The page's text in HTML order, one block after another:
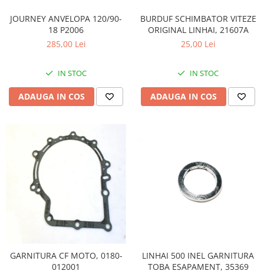
JOURNEY ANVELOPA 120/90-
18 P2006
285,00 Lei
IN STOC
ADAUGA IN COS
BURDUF SCHIMBATOR VITEZE
ORIGINAL LINHAI, 21607A
25,00 Lei
IN STOC
ADAUGA IN COS
GARNITURA CF MOTO, 0180-
012001
LINHAI 500 INEL GARNITURA
TOBA ESAPAMENT, 35369